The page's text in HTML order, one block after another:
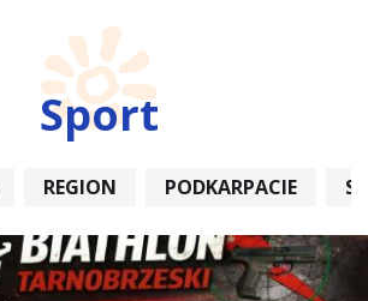
Sport
REGION PODKARPACIE